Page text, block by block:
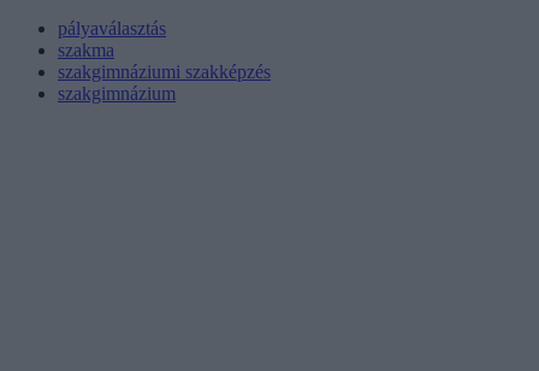
pályaválasztás
szakma
szakgimnáziumi szakképzés
szakgimnázium